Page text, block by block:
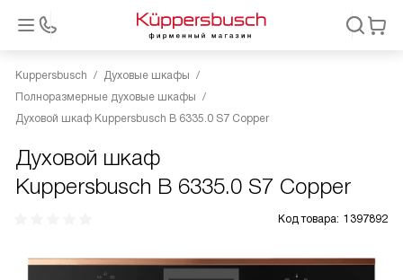
Kuppersbusch
Духовые шкафы
Полноразмерные духовые шкафы
Духовой шкаф Kuppersbusch B 6335.0 S7 Copper
Духовой шкаф
Kuppersbusch B 6335.0 S7 Copper
Код товара: 1397892